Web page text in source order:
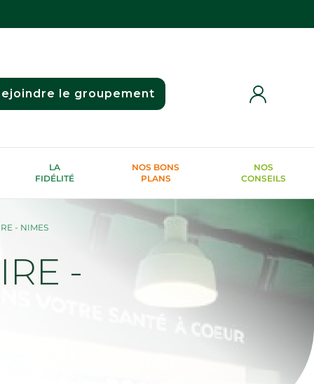
le groupement
LA
FIDÉLITÉ
NOS BONS
PLANS
NOS
CONSEILS
- NIMES
-